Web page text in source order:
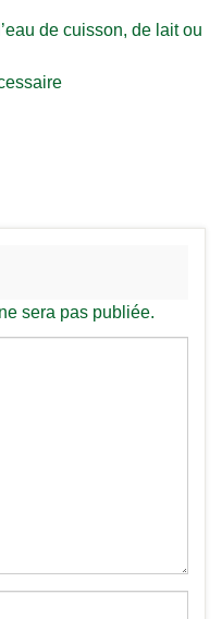
de cuisson, de lait ou
sera pas publiée.